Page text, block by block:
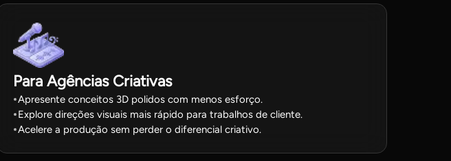
Para Agências Criativas
Apresente conceitos 3D polidos com menos esforço.
Explore direções visuais mais rápido para trabalhos de cliente.
Acelere a produção sem perder o diferencial criativo.